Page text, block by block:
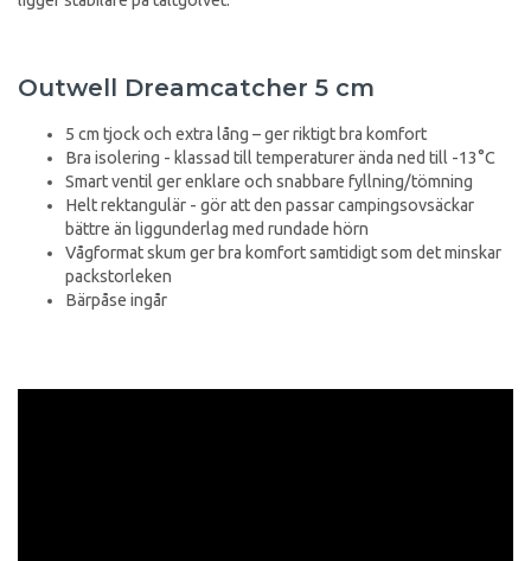
Outwell Dreamcatcher 5 cm
5 cm tjock och extra lång – ger riktigt bra komfort
Bra isolering - klassad till temperaturer ända ned till -13°C
Smart ventil ger enklare och snabbare fyllning/tömning
Helt rektangulär - gör att den passar campingsovsäckar
bättre än liggunderlag med rundade hörn
Vågformat skum ger bra komfort samtidigt som det minskar
packstorleken
Bärpåse ingår